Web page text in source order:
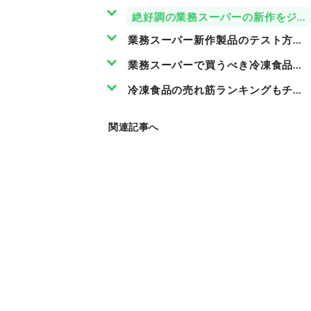
絶好調の業務スーパーの新作をジ
業務スーパー新作製品のテスト方法
業務スーパーで買うべき冷凍食品は
冷凍食品の売れ筋ランキングもチェ
関連記事へ